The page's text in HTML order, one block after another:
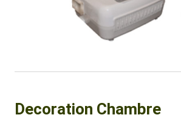
Decoration Chambre